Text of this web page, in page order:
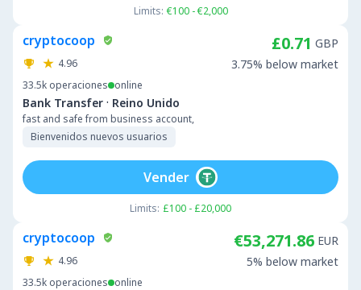
Limits: €100 - €2,000
cryptocoop
4.96
33.5k operaciones online
Bank Transfer · Reino Unido
fast and safe from business account,
Bienvenidos nuevos usuarios
£0.71 GBP
3.75% below market
Limits: £100 - £20,000
Vender
cryptocoop
4.96
33.5k operaciones online
€53,271.86 EUR
5% below market